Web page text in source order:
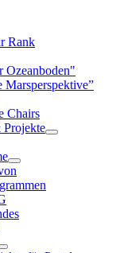
Rank
Ozeanboden"
Marsperspektive”
Chairs
Projekte